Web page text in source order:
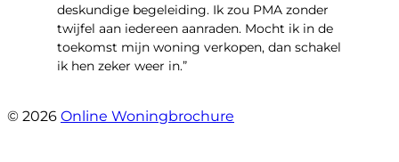
deskundige begeleiding. Ik zou PMA zonder
twijfel aan iedereen aanraden. Mocht ik in de
toekomst mijn woning verkopen, dan schakel
ik hen zeker weer in.”
© 2026 Online Woningbrochure